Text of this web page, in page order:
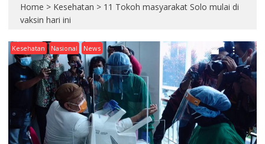
Home > Kesehatan > 11 Tokoh masyarakat Solo mulai di
vaksin hari ini
Kesehatan Nasional News